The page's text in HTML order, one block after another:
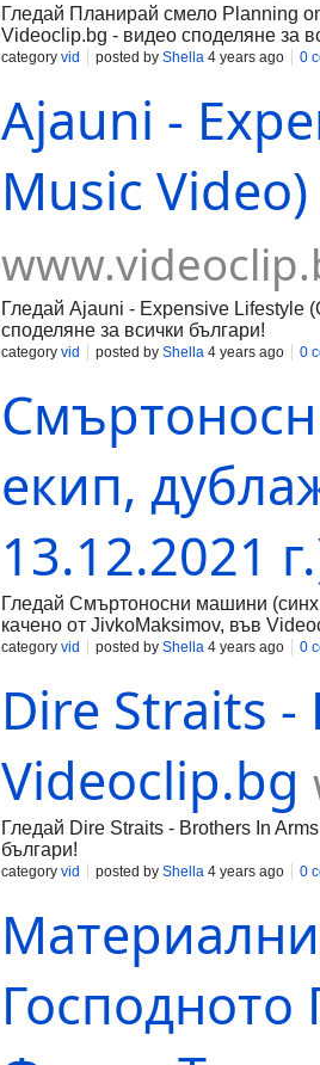
Гледай Планирай смело Planning
Videoclip.bg - видео споделяне за
category vid posted by Shella 4 years ago 0
Ajauni -
Music
Гледай Ajauni - Expensive Lifestyle
споделяне за всички българи!
category vid posted by Shella 4 years ago 0
екип,
13.12.2021
Гледай Смъртоносни машини
качено от JivkoMaksimov, във
category vid posted by Shella 4 years ago 0
Dire Straits
Videoclip.bg
Гледай Dire Straits - Brothers In
българи!
category vid posted by Shella 4 years ago 0